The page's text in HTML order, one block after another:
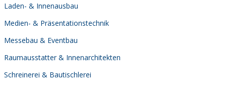
Laden- & Innenausbau
Medien- & Präsentationstechnik
Messebau & Eventbau
Raumausstatter & Innenarchitekten
Schreinerei & Bautischlerei